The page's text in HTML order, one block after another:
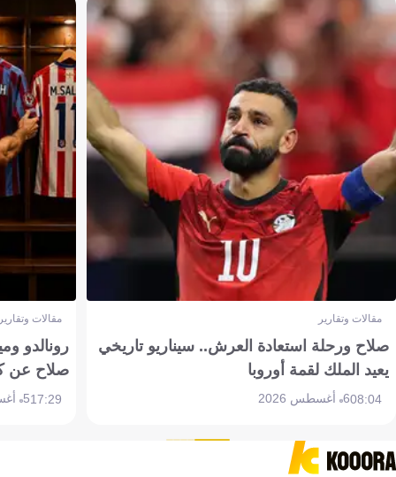
مقالات وتقارير
صلاح ورحلة استعادة العرش.. سيناريو تاريخي
يعيد الملك لقمة أوروبا
08:046 أغسطس 2026
مقالات
رونالدو
صلاح عن
17:295 أغسطس 2026